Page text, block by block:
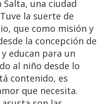
una ciudad
la suerte de
que como misión y
la concepción de
educan para un
al niño desde lo
contenido, es
que necesita.